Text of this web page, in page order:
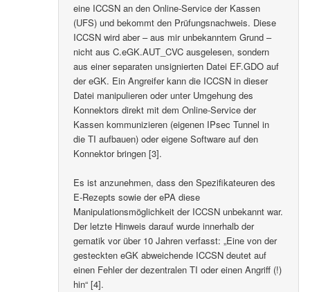
eine ICCSN an den Online-Service der Kassen
(UFS) und bekommt den Prüfungsnachweis. Diese
ICCSN wird aber – aus mir unbekanntem Grund –
nicht aus C.eGK.AUT_CVC ausgelesen, sondern
aus einer separaten unsignierten Datei EF.GDO auf
der eGK. Ein Angreifer kann die ICCSN in dieser
Datei manipulieren oder unter Umgehung des
Konnektors direkt mit dem Online-Service der
Kassen kommunizieren (eigenen IPsec Tunnel in
die TI aufbauen) oder eigene Software auf den
Konnektor bringen [3].
Es ist anzunehmen, dass den Spezifikateuren des
E-Rezepts sowie der ePA diese
Manipulationsmöglichkeit der ICCSN unbekannt war.
Der letzte Hinweis darauf wurde innerhalb der
gematik vor über 10 Jahren verfasst: „Eine von der
gesteckten eGK abweichende ICCSN deutet auf
einen Fehler der dezentralen TI oder einen Angriff (!)
hin“ [4].